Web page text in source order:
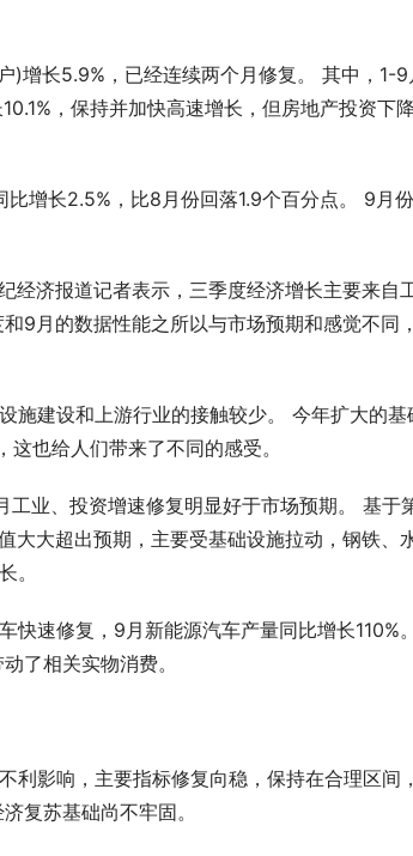
)增长5.9%，已经连续两个月修复。 其中，1-9
，保持并加快高速增长，但房地产投资下降
增长2.5%，比8月份回落1.9个百分点。 9月
济报道记者表示，三季度经济增长主要来自
9月的数据性能之所以与市场预期和感觉不同
施建设和上游行业的接触较少。 今年扩大的基
也给人们带来了不同的感受。
业、投资增速修复明显好于市场预期。 基于
大大超出预期，主要受基础设施拉动，钢铁、
。
快速修复，9月新能源汽车产量同比增长110%
了相关实物消费。
利影响，主要指标修复向稳，保持在合理区间
复苏基础尚不牢固。